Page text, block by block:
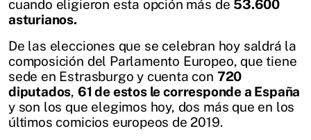
cuando eligieron esta opción más de 53.600
asturianos.
De las elecciones que se celebran hoy saldrá la
composición del Parlamento Europeo, que tiene
sede en Estrasburgo y cuenta con 720
diputados, 61 de estos le corresponde a España
y son los que elegimos hoy, dos más que en los
últimos comicios europeos de 2019.